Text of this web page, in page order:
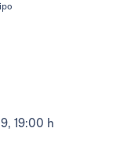
19:00 h